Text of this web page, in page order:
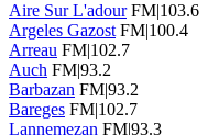
Aire Sur L'adour FM|103.6
Argeles Gazost FM|100.4
Arreau FM|102.7
Auch FM|93.2
Barbazan FM|93.2
Bareges FM|102.7
Lannemezan FM|93.3